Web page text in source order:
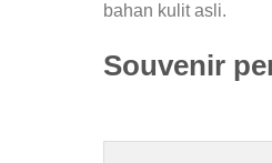
bahan kulit asli.
Souvenir